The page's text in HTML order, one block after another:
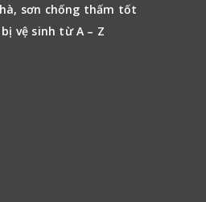
sơn chống thấm tốt
vệ sinh từ A – Z